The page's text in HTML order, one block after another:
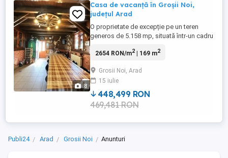
8
Casa de vacanță în Groșii Noi,
județul Arad
O proprietate de excepție pe un teren
generos de 5.158 mp, situată într-un cadru
de vacanță sau investiție, casa este
multiple facilități. Detalii despre
proprietate: - 4 corpuri cladiri. - 7 camere
spațioase, perfect potrivite ...
2654 RON/m2| 169 m2
Grosii Noi, Arad
15 iulie
448,499 RON
469,481 RON
Publi24 Arad Grosii Noi Anunturi